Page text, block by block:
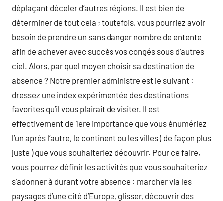
déplaçant déceler d’autres régions. Il est bien de
déterminer de tout cela ; toutefois, vous pourriez avoir
besoin de prendre un sans danger nombre de entente
afin de achever avec succès vos congés sous d’autres
ciel. Alors, par quel moyen choisir sa destination de
absence ? Notre premier administre est le suivant :
dressez une index expérimentée des destinations
favorites qu’il vous plairait de visiter. Il est
effectivement de 1ere importance que vous énumériez
l’un après l’autre, le continent ou les villes ( de façon plus
juste ) que vous souhaiteriez découvrir. Pour ce faire,
vous pourrez définir les activités que vous souhaiteriez
s’adonner à durant votre absence : marcher via les
paysages d’une cité d’Europe, glisser, découvrir des